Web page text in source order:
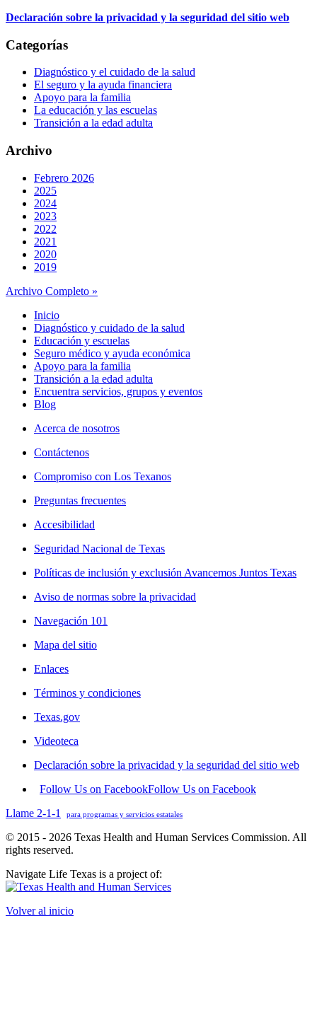
Declaración sobre la privacidad y la seguridad del sitio web
Categorías
Diagnóstico y el cuidado de la salud
El seguro y la ayuda financiera
Apoyo para la familia
La educación y las escuelas
Transición a la edad adulta
Archivo
Febrero 2026
2025
2024
2023
2022
2021
2020
2019
Archivo Completo »
Inicio
Diagnóstico y cuidado de la salud
Educación y escuelas
Seguro médico y ayuda económica
Apoyo para la familia
Transición a la edad adulta
Encuentra servicios, grupos y eventos
Blog
Acerca de nosotros
Contáctenos
Compromiso con Los Texanos
Preguntas frecuentes
Accesibilidad
Seguridad Nacional de Texas
Políticas de inclusión y exclusión Avancemos Juntos Texas
Aviso de normas sobre la privacidad
Navegación 101
Mapa del sitio
Enlaces
Términos y condiciones
Texas.gov
Videoteca
Declaración sobre la privacidad y la seguridad del sitio web
Follow Us on FacebookFollow Us on Facebook
Llame 2-1-1
para programas y servicios estatales
© 2015 - 2026 Texas Health and Human Services Commission. All
rights reserved.
Navigate Life Texas is a project of:
Volver al inicio